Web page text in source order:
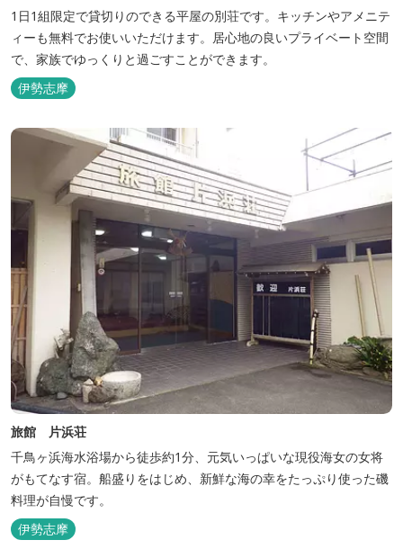
1日1組限定で貸切りのできる平屋の別荘です。キッチンやアメニテ
ィーも無料でお使いいただけます。居心地の良いプライベート空間
で、家族でゆっくりと過ごすことができます。
伊勢志摩
旅館 片浜荘
千鳥ヶ浜海水浴場から徒歩約1分、元気いっぱいな現役海女の女将
がもてなす宿。船盛りをはじめ、新鮮な海の幸をたっぷり使った磯
料理が自慢です。
伊勢志摩